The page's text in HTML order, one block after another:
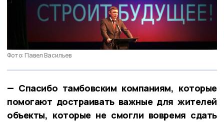
Фото: Павел Васильев
— Спасибо тамбовским компаниям, которые
помогают достраивать важные для жителей
объекты, которые не смогли вовремя сдать